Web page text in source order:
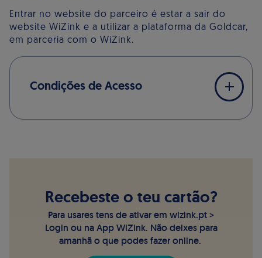
Entrar no website do parceiro é estar a sair do
website WiZink e a utilizar a plataforma da Goldcar,
em parceria com o WiZink.
Condições de Acesso
Recebeste o teu cartão?
Para usares tens de ativar em wizink.pt >
Login ou na App WiZink. Não deixes para
amanhã o que podes fazer online.